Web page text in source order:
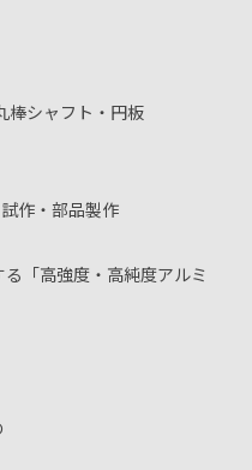
棒シャフト・円板
作・部品製作
「高強度・高純度アルミ